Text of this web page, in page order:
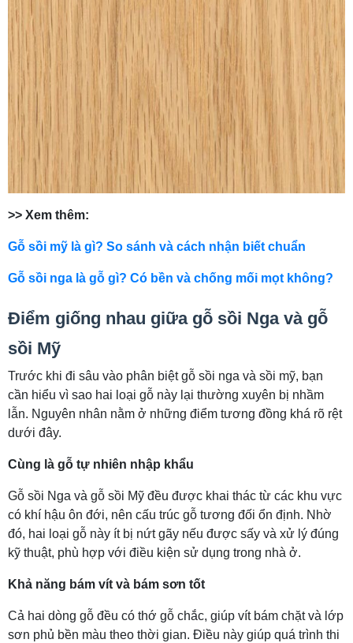
>> Xem thêm:
Gỗ sồi mỹ là gì? So sánh và cách nhận biết chuẩn
Gỗ sồi nga là gỗ gì? Có bền và chống mối mọt không?
Điểm giống nhau giữa gỗ sồi Nga và gỗ
sồi Mỹ
Trước khi đi sâu vào phân biệt gỗ sồi nga và sồi mỹ, bạn
cần hiểu vì sao hai loại gỗ này lại thường xuyên bị nhầm
lẫn. Nguyên nhân nằm ở những điểm tương đồng khá rõ rệt
dưới đây.
Cùng là gỗ tự nhiên nhập khẩu
Gỗ sồi Nga và gỗ sồi Mỹ đều được khai thác từ các khu vực
có khí hậu ôn đới, nên cấu trúc gỗ tương đối ổn định. Nhờ
đó, hai loại gỗ này ít bị nứt gãy nếu được sấy và xử lý đúng
kỹ thuật, phù hợp với điều kiện sử dụng trong nhà ở.
Khả năng bám vít và bám sơn tốt
Cả hai dòng gỗ đều có thớ gỗ chắc, giúp vít bám chặt và lớp
sơn phủ bền màu theo thời gian. Điều này giúp quá trình thi